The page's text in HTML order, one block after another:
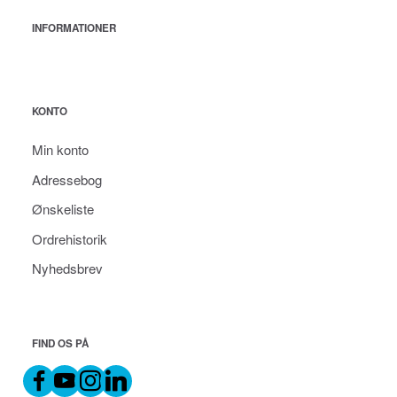
INFORMATIONER
KONTO
Min konto
Adressebog
Ønskeliste
Ordrehistorik
Nyhedsbrev
FIND OS PÅ